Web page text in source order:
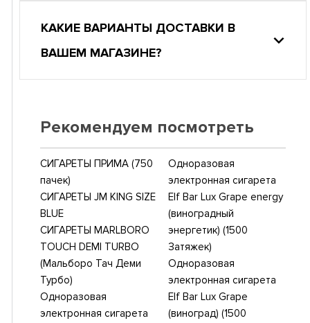
КАКИЕ ВАРИАНТЫ ДОСТАВКИ В
ВАШЕМ МАГАЗИНЕ?
Рекомендуем посмотреть
СИГАРЕТЫ ПРИМА (750
пачек)
СИГАРЕТЫ JM KING SIZE
BLUE
СИГАРЕТЫ MARLBORO
TOUCH DEMI TURBO
(Мальборо Тач Деми
Турбо)
Одноразовая
электронная сигарета
Одноразовая
электронная сигарета
Elf Bar Lux Grape energy
(виноградный
энергетик) (1500
Затяжек)
Одноразовая
электронная сигарета
Elf Bar Lux Grape
(виноград) (1500